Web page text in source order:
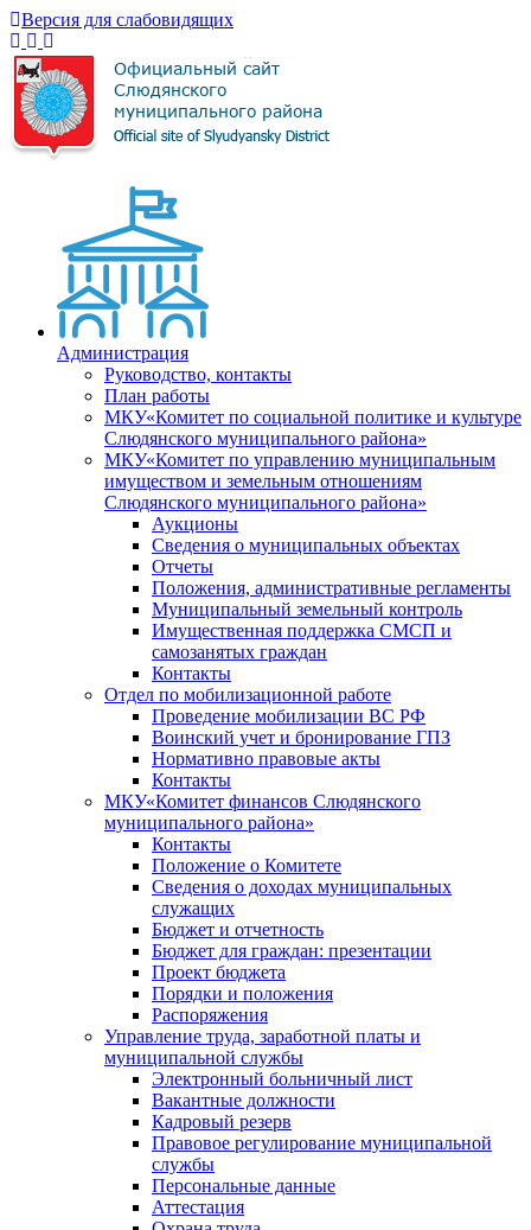
Версия для слабовидящих
Администрация
Руководство, контакты
План работы
МКУ«Комитет по социальной политике и культуре
Слюдянского муниципального района»
МКУ«Комитет по управлению муниципальным
имуществом и земельным отношениям
Слюдянского муниципального района»
Аукционы
Сведения о муниципальных объектах
Отчеты
Положения, административные регламенты
Муниципальный земельный контроль
Имущественная поддержка СМСП и
самозанятых граждан
Контакты
Отдел по мобилизационной работе
Проведение мобилизации ВС РФ
Воинский учет и бронирование ГПЗ
Нормативно правовые акты
Контакты
МКУ«Комитет финансов Слюдянского
муниципального района»
Контакты
Положение о Комитете
Сведения о доходах муниципальных
служащих
Бюджет и отчетность
Бюджет для граждан: презентации
Проект бюджета
Порядки и положения
Распоряжения
Управление труда, заработной платы и
муниципальной службы
Электронный больничный лист
Вакантные должности
Кадровый резерв
Правовое регулирование муниципальной
службы
Персональные данные
Аттестация